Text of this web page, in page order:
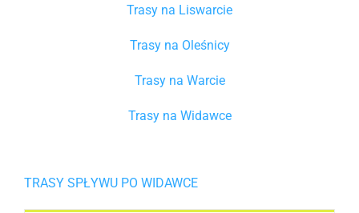
Trasy na Liswarcie
Trasy na Oleśnicy
Trasy na Warcie
Trasy na Widawce
TRASY SPŁYWU PO WIDAWCE